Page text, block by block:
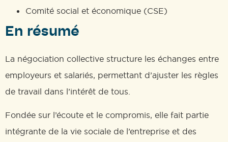
Comité social et économique (CSE)
En résumé
La négociation collective structure les échanges entre
employeurs et salariés, permettant d’ajuster les règles
de travail dans l’intérêt de tous.
Fondée sur l’écoute et le compromis, elle fait partie
intégrante de la vie sociale de l’entreprise et des